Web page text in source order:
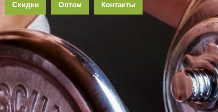
Скидки Оптом Контакты